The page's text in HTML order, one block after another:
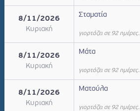
8/11/2026
Κυριακή
Σταματία
γιορτάζει σε 92 ημέρες.
8/11/2026
Κυριακή
Μάτα
γιορτάζει σε 92 ημέρες.
8/11/2026
Κυριακή
Ματούλα
γιορτάζει σε 92 ημέρες.